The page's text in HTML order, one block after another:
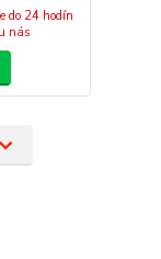
do 24 hodín
u nás